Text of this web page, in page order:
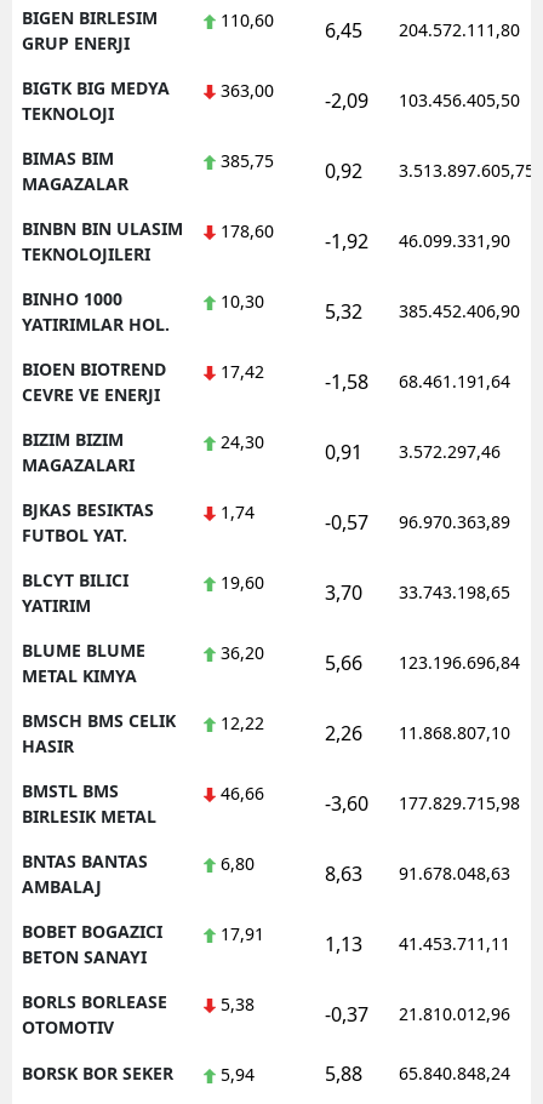
BIGEN BIRLESIM
GRUP ENERJI
110,60 6,45 204.572.111,80
BIGTK BIG MEDYA
TEKNOLOJI
363,00 -2,09 103.456.405,50
BIMAS BIM
MAGAZALAR
385,75 0,92 3.513.897.605,75
BINBN BIN ULASIM
TEKNOLOJILERI
178,60 -1,92 46.099.331,90
BINHO 1000
YATIRIMLAR HOL.
10,30 5,32 385.452.406,90
BIOEN BIOTREND
CEVRE VE ENERJI
17,42 -1,58 68.461.191,64
BIZIM BIZIM
MAGAZALARI
24,30 0,91 3.572.297,46
BJKAS BESIKTAS
FUTBOL YAT.
1,74 -0,57 96.970.363,89
BLCYT BILICI
YATIRIM
19,60 3,70 33.743.198,65
BLUME BLUME
METAL KIMYA
36,20 5,66 123.196.696,84
BMSCH BMS CELIK
HASIR
12,22 2,26 11.868.807,10
BMSTL BMS
BIRLESIK METAL
46,66 -3,60 177.829.715,98
BNTAS BANTAS
AMBALAJ
6,80 8,63 91.678.048,63
BOBET BOGAZICI
BETON SANAYI
17,91 1,13 41.453.711,11
BORLS BORLEASE
OTOMOTIV
5,38 -0,37 21.810.012,96
BORSK BOR SEKER 5,94 5,88 65.840.848,24